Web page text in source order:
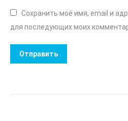
Сохранить моё имя, email и
для последующих моих